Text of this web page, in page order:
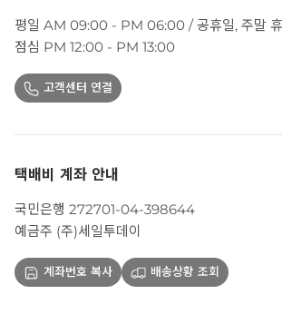
평일 AM 09:00 - PM 06:00 / 공휴일, 주말
점심 PM 12:00 - PM 13:00
고객센터 연결
택배비 계좌 안내
국민은행 272701-04-398644
예금주 (주)세일투데이
계좌번호 복사 배송상황 조회